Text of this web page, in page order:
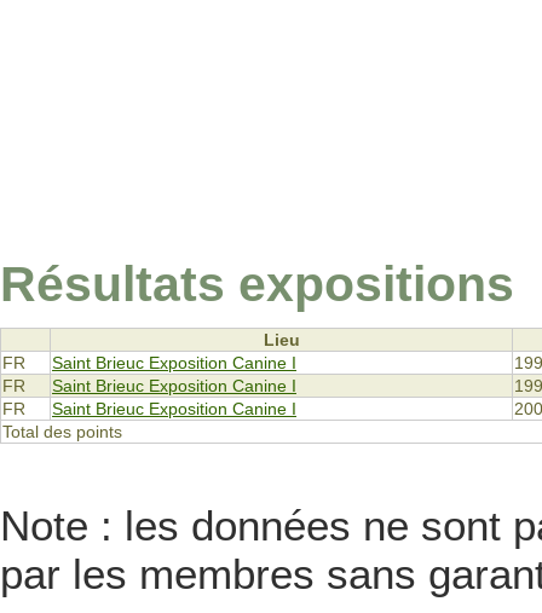
Résultats expositions
Lieu
FR
Saint Brieuc Exposition Canine I
FR
Saint Brieuc Exposition Canine I
FR
Saint Brieuc Exposition Canine I
Total des points
Note : les données ne sont
par les membres sans